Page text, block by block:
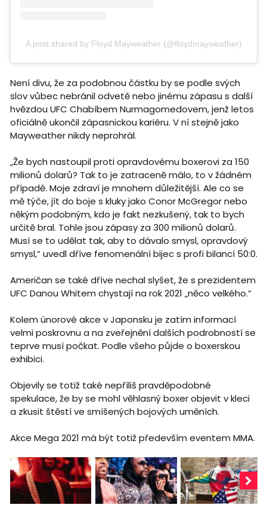
A post shared by Floyd Mayweather (@floydmayweather)
Není divu, že za podobnou částku by se podle svých
slov vůbec nebránil odvetě nebo jinému zápasu s další
hvězdou UFC Chabíbem Nurmagomedovem, jenž letos
oficiálně ukončil zápasnickou kariéru. V ní stejně jako
Mayweather nikdy neprohrál.
„Že bych nastoupil proti opravdovému boxerovi za 150
milionů dolarů? Tak to je zatraceně málo, to v žádném
případě. Moje zdraví je mnohem důležitější. Ale co se
mě týče, jít do boje s kluky jako Conor McGregor nebo
někým podobným, kdo je fakt nezkušený, tak to bych
určitě bral. Tohle jsou zápasy za 300 milionů dolarů.
Musí se to udělat tak, aby to dávalo smysl, opravdový
smysl,“ uvedl dříve fenomenální bijec s profi bilancí 50:0.
Američan se také dříve nechal slyšet, že s prezidentem
UFC Danou Whitem chystají na rok 2021 „něco velkého.“
Kolem únorové akce v Japonsku je zatím informací
velmi poskrovnu a na zveřejnění dalších podrobností se
teprve musí počkat. Podle všeho půjde o boxerskou
exhibici.
Objevily se totiž také nepříliš pravděpodobné
spekulace, že by se mohl věhlasný boxer objevit v kleci
a zkusit štěstí ve smíšených bojových uměních.
Akce Mega 2021 má být totiž především eventem MMA.